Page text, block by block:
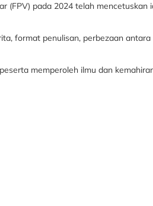
(FPV) pada 2024 telah mencetuskan
format penulisan, perbezaan
memperoleh ilmu dan